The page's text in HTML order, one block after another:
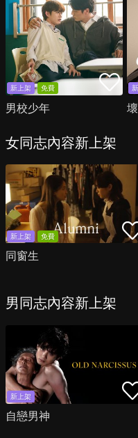
新上架 免費
男校少年
女同志內容新上架
新上架 免費
同窗生
男同志內容新上架
新上架
自戀男神